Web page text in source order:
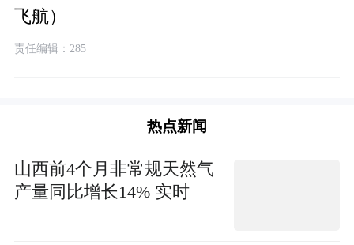
飞航）
责任编辑：285
热点新闻
山西前4个月非常规天然气
产量同比增长14% 实时